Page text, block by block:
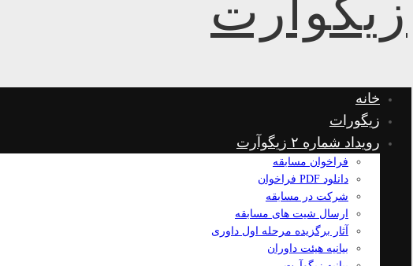
خانه
زیگورات
رویداد شماره ۲ زیگوآرت
فراخوان مسابقه
دانلود PDF فراخوان
شرکت در مسابقه
ارسال شیت های مسابقه
آثار برگزیده مرحله اول داوری
بیانیه هیئت داوران